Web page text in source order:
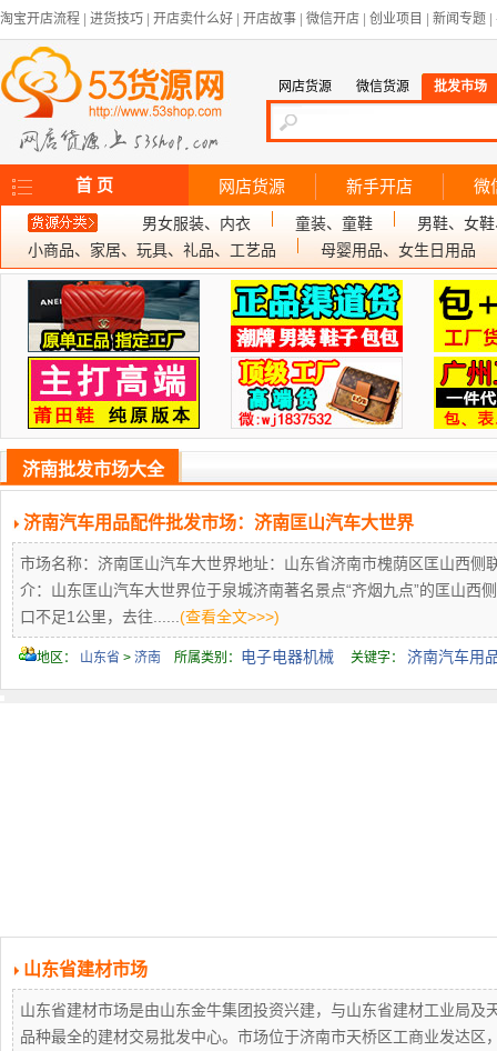
淘宝开店流程 进货技巧 开店卖什么好 开店故事 微信开店 创业项目 新闻专题
网店货源 微信货源 批发市场
首 页 网店货源 新手开店 微
男女服装、内衣 童装、童鞋
男鞋、女
小商品、家居、玩具、礼品、工艺品
母婴用品、女生日用品
济南批发市场大全
济南汽车用品配件批发市场：济南匡山汽车大世界
市场名称：济南匡山汽车大世界地址：山东省济南市槐荫区匡山西
介：山东匡山汽车大世界位于泉城济南著名景点“齐烟九点”的匡山
口不足1公里，去往...... (查看全文>>>)
地区： 山东省 > 济南 所属类别： 电子电器机械 关键字： 济南汽车用
山东省建材市场
山东省建材市场是由山东金牛集团投资兴建，与山东省建材工业局
品种最全的建材交易批发中心。市场位于济南市天桥区工商业发达